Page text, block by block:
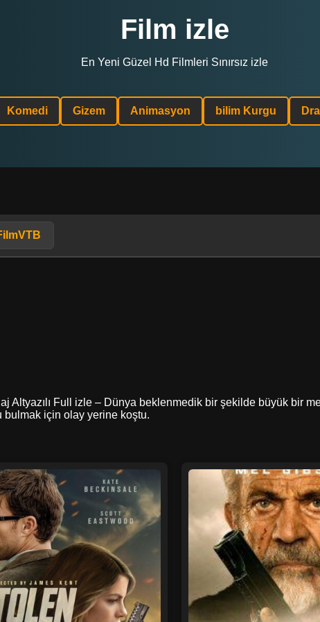
Film izle
En Yeni Güzel Hd Filmleri Sınırsız izle
Komedi Gizem Animasyon bilim Kurgu
Full izle – Dünya beklenmedik bir şekilde büyük bir
bulmak için olay yerine koştu.